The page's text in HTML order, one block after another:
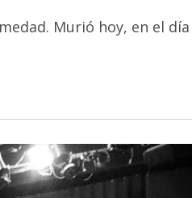
Murió hoy, en el